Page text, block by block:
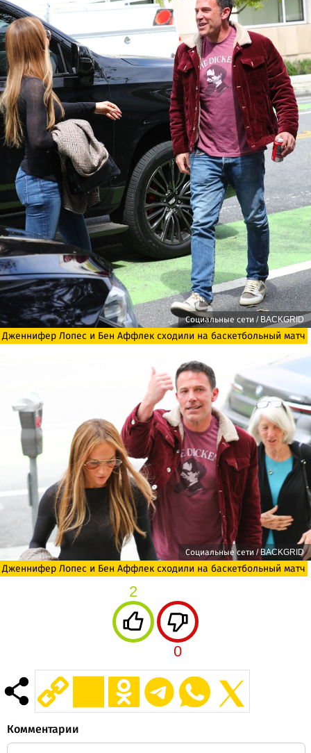
Социальные сети / BACKGRID
Дженнифер Лопес и Бен Аффлек сходили на баскетбольный матч
Социальные сети / BACKGRID
Дженнифер Лопес и Бен Аффлек сходили на баскетбольный матч
2
0
Комментарии